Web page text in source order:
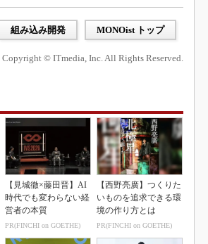
組み込み開発 MONOist トップ
Copyright © ITmedia, Inc. All Rights Reserved.
【見城徹×藤田晋】AI
時代でも変わらない経
営者の本質
PR(FINCHI on GOETHE)
【西野亮廣】つくりた
いものを追求できる環
境の作り方とは
PR(FINCHI on GOETHE)